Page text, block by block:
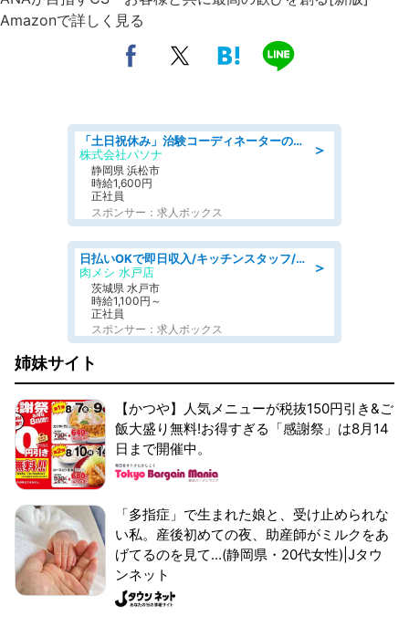
Amazonで詳しく見る
＞
「土日祝休み」治験コーディネーターのお仕事/未経験OK
株式会社パソナ
静岡県 浜松市
時給1,600円
正社員
スポンサー：求人ボックス
＞
日払いOKで即日収入/キッチンスタッフ/「原付免許必須」デリバリー業務など、自己成長可能な幅広い仕事に挑戦!髪型自由&ピアス・ネイルOK/茨城県/水戸市
肉メシ 水戸店
茨城県 水戸市
時給1,100円～
正社員
スポンサー：求人ボックス
姉妹サイト
【かつや】人気メニューが税抜150円引き&ご
飯大盛り無料!お得すぎる「感謝祭」は8月14
日まで開催中。
「多指症」で生まれた娘と、受け止められな
い私。産後初めての夜、助産師がミルクをあ
げてるのを見て...(静岡県・20代女性)|Jタウ
ンネット